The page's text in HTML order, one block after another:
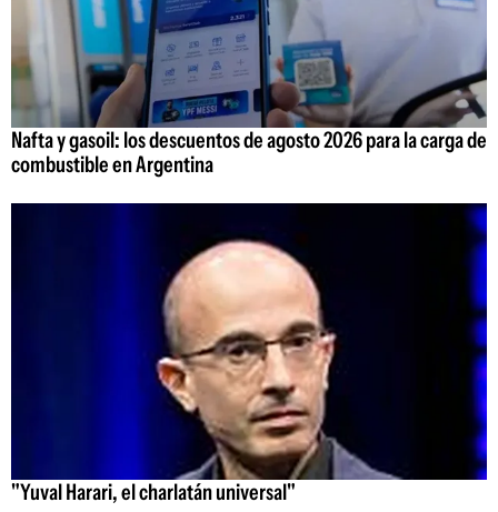
Nafta y gasoil: los descuentos de agosto 2026 para la carga de
combustible en Argentina
"Yuval Harari, el charlatán universal"